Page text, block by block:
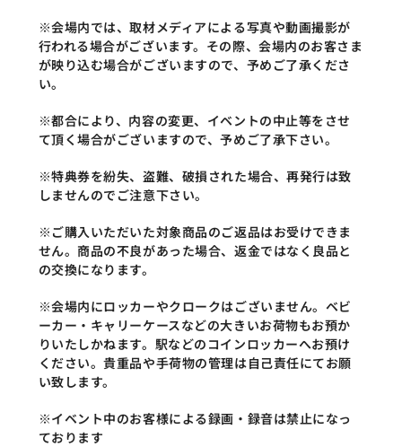
※会場内では、取材メディアによる写真や動画撮影が
行われる場合がございます。その際、会場内のお客さま
が映り込む場合がございますので、予めご了承くださ
い。
※都合により、内容の変更、イベントの中止等をさせ
て頂く場合がございますので、予めご了承下さい。
※特典券を紛失、盗難、破損された場合、再発行は致
しませんのでご注意下さい。
※ご購入いただいた対象商品のご返品はお受けできま
せん。商品の不良があった場合、返金ではなく良品と
の交換になります。
※会場内にロッカーやクロークはございません。ベビ
ーカー・キャリーケースなどの大きいお荷物もお預か
りいたしかねます。駅などのコインロッカーへお預け
ください。貴重品や手荷物の管理は自己責任にてお願
い致します。
※イベント中のお客様による録画・録音は禁止になっ
ております